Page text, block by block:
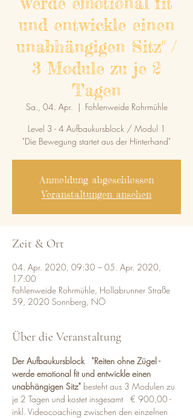
und entwickle einen
unabhängigen Sitz" /
3 Module zu je 2
Tagen
Sa., 04. Apr.
  |
Fohlenweide Rohrmühle
Level 3 - 4 Aufbaukursblock / Modul 1
"Die Bewegung startet aus der Hinterhand"
Anmeldung abgeschlossen
Veranstaltungen ansehen
Zeit & Ort
04. Apr. 2020, 09:30 – 05. Apr. 2020,
17:00
Fohlenweide Rohrmühle, Hollabrunner Straße
59, 2020 Sonnberg, NÖ
Über die Veranstaltung
Der Aufbaukursblock   "Reiten ohne Zügel -
werde emotional fit und entwickle einen
unabhängigen Sitz" besteht aus 3 Modulen zu
je 2 Tagen und kostet insgesamt   € 900,00 -
inkl. Videocoaching zwischen den einzelnen